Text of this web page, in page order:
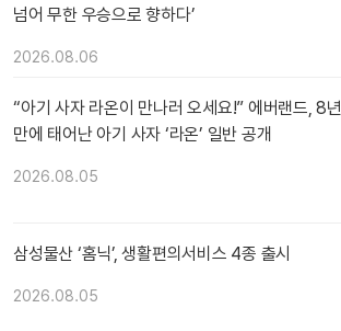
넘어 무한 우승으로 향하다’
2026.08.06
“아기 사자 라온이 만나러 오세요!” 에버랜드, 8년
만에 태어난 아기 사자 ‘라온’ 일반 공개
2026.08.05
삼성물산 ‘홈닉’, 생활편의서비스 4종 출시
2026.08.05